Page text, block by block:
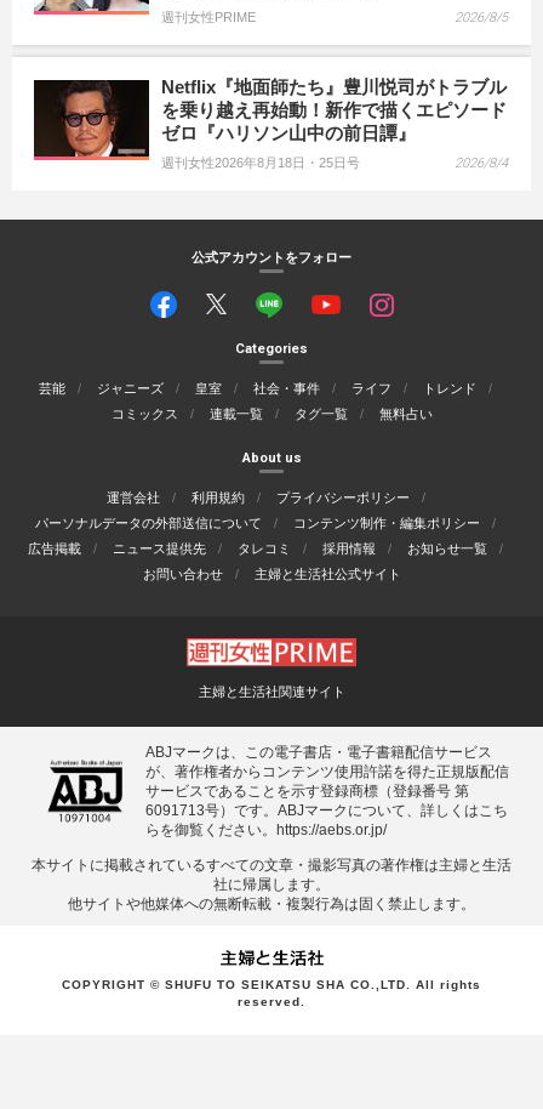
週刊女性PRIME 2026/8/5
Netflix『地面師たち』豊川悦司がトラブル
を乗り越え再始動！新作で描くエピソード
ゼロ『ハリソン山中の前日譚』
週刊女性2026年8月18日・25日号 2026/8/4
公式アカウントをフォロー
Categories
芸能 ジャニーズ 皇室 社会・事件 ライフ
トレンド
コミックス
連載一覧 タグ一覧 無料占い
About us
運営会社 利用規約
プライバシーポリシー
パーソナルデータの外部送信について
コンテンツ制作・編集ポリシー
広告掲載
ニュース提供先 タレコミ 採用情報
お知らせ一覧
お問い合わせ
主婦と生活社公式サイト
主婦と生活社関連サイト
ABJマークは、この電子書店・電子書籍配信サービス
が、著作権者からコンテンツ使用許諾を得た正規版配信
サービスであることを示す登録商標（登録番号 第
6091713号）です。ABJマークについて、詳しくはこち
らを御覧ください。
https://aebs.or.jp/
本サイトに掲載されているすべての⽂章・撮影写真の著作権は主婦と⽣活
社に帰属します。
他サイトや他媒体への無断転載・複製⾏為は固く禁⽌します。
COPYRIGHT © SHUFU TO SEIKATSU SHA CO.,LTD. All rights
reserved.